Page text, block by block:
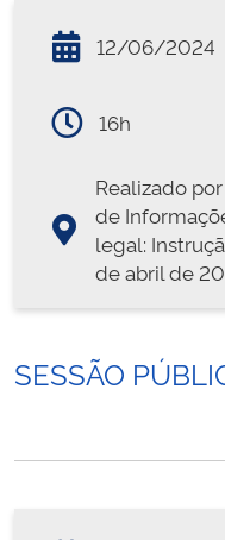
12/06/2024
16h
Realizado
de
legal:
de abril de
SESSÃO